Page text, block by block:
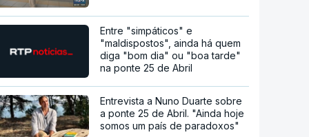
Entre "simpáticos" e
"maldispostos", ainda há quem
diga "bom dia" ou "boa tarde"
na ponte 25 de Abril
Entrevista a Nuno Duarte sobre
a ponte 25 de Abril. "Ainda hoje
somos um país de paradoxos"